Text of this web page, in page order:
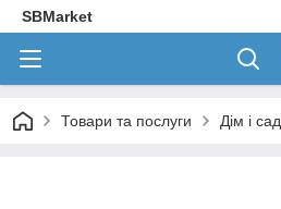
SBMarket
Товари та послуги Дім і сад